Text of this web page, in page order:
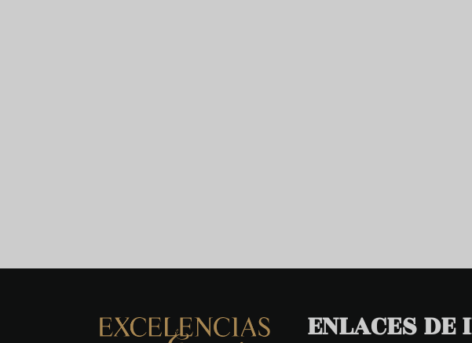
ENLACES DE